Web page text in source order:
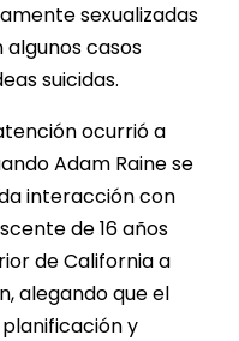
sexualizadas
casos
suicidas.
ocurrió a
Adam Raine se
interacción con
de 16 años
de California a
alegando que el
y